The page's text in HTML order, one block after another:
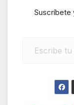
Suscríbete